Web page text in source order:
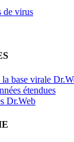
de virus
base virale
étendues
Dr.Web